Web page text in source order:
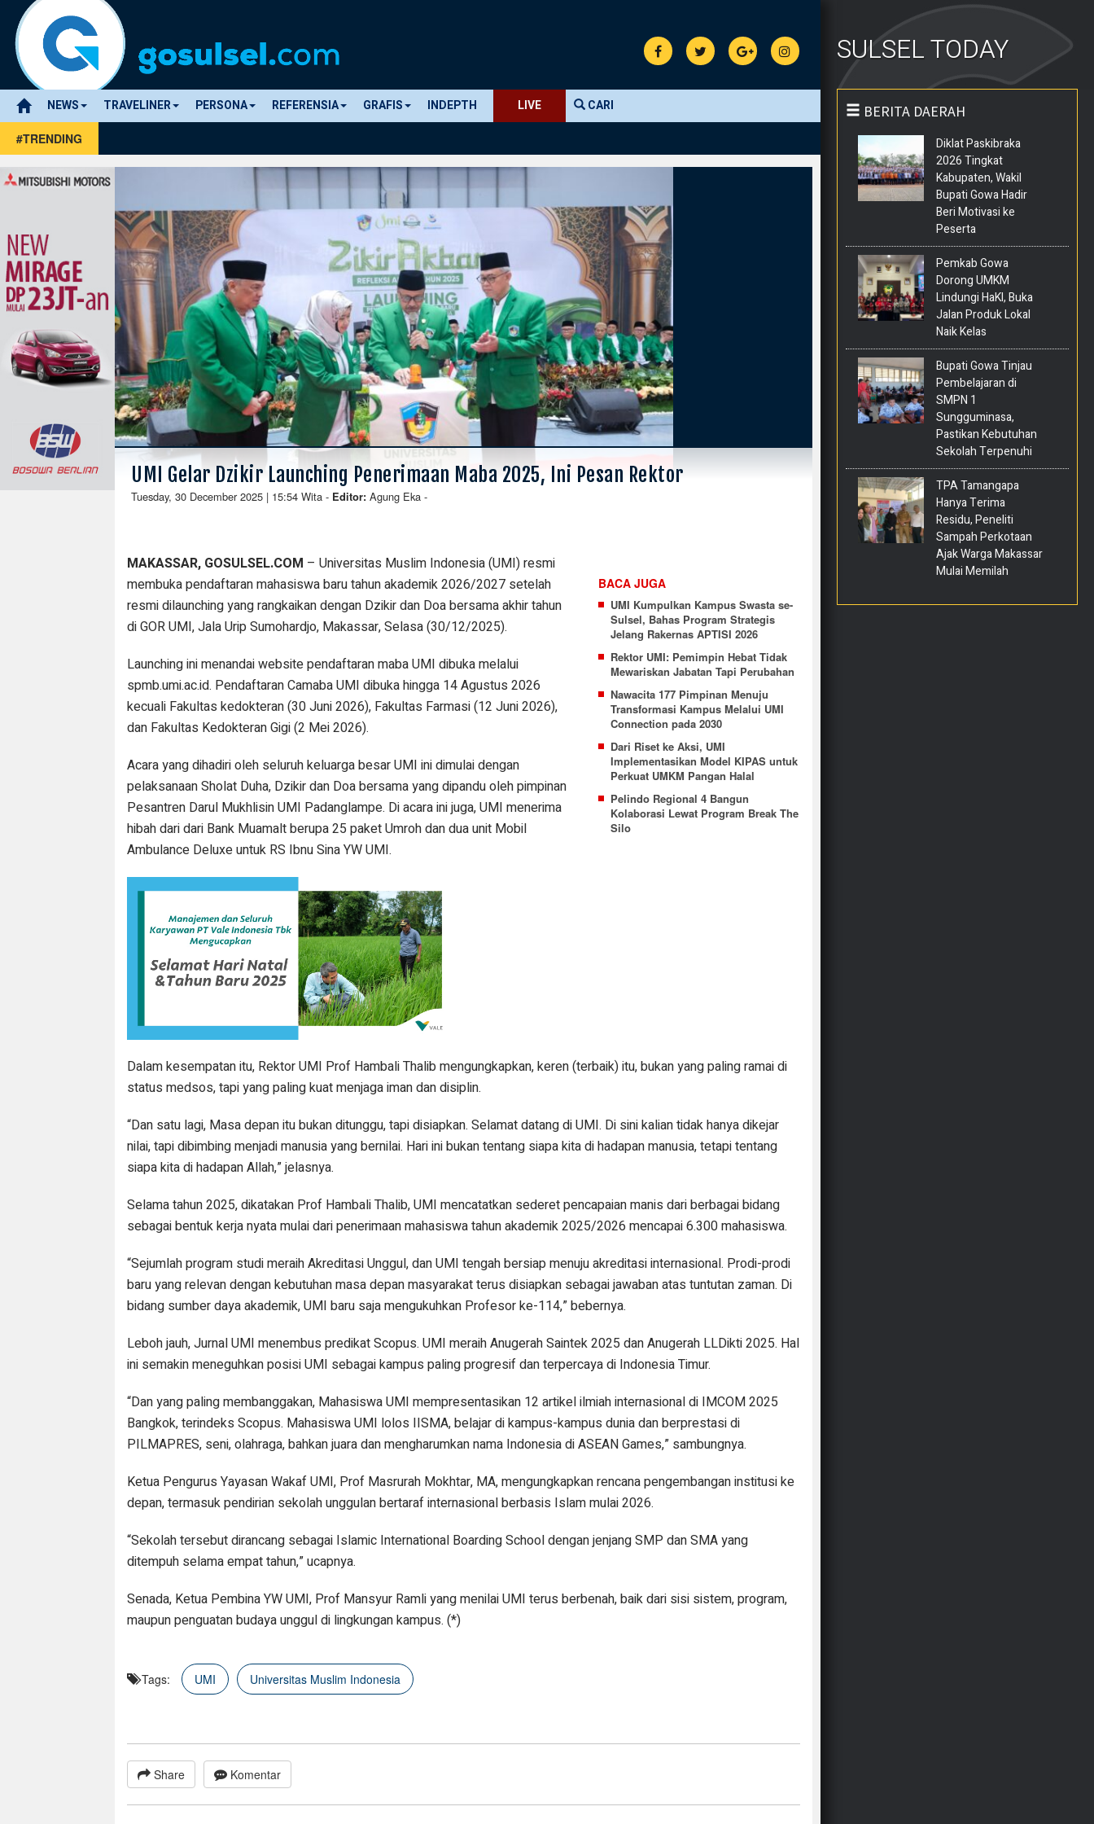
NEWS TRAVELINER PERSONA REFERENSIA GRAFIS INDEPTH LIVE CARI
#TRENDING
UMI Gelar Dzikir Launching Penerimaan Maba 2025, Ini Pesan Rektor
Tuesday, 30 December 2025 | 15:54 Wita - Editor:Agung Eka -
BACA JUGA
UMI Kumpulkan Kampus Swasta se-
Sulsel, Bahas Program Strategis
Jelang Rakernas APTISI 2026
Rektor UMI: Pemimpin Hebat Tidak
Mewariskan Jabatan Tapi Perubahan
Nawacita 177 Pimpinan Menuju
Transformasi Kampus Melalui UMI
Connection pada 2030
Dari Riset ke Aksi, UMI
Implementasikan Model KIPAS untuk
Perkuat UMKM Pangan Halal
Pelindo Regional 4 Bangun
Kolaborasi Lewat Program Break The
Silo
MAKASSAR, GOSULSEL.COM – Universitas Muslim Indonesia (UMI) resmi
membuka pendaftaran mahasiswa baru tahun akademik 2026/2027 setelah
resmi dilaunching yang rangkaikan dengan Dzikir dan Doa bersama akhir tahun
di GOR UMI, Jala Urip Sumohardjo, Makassar, Selasa (30/12/2025).
Launching ini menandai website pendaftaran maba UMI dibuka melalui
spmb.umi.ac.id. Pendaftaran Camaba UMI dibuka hingga 14 Agustus 2026
kecuali Fakultas kedokteran (30 Juni 2026), Fakultas Farmasi (12 Juni 2026),
dan Fakultas Kedokteran Gigi (2 Mei 2026).
Acara yang dihadiri oleh seluruh keluarga besar UMI ini dimulai dengan
pelaksanaan Sholat Duha, Dzikir dan Doa bersama yang dipandu oleh pimpinan
Pesantren Darul Mukhlisin UMI Padanglampe. Di acara ini juga, UMI menerima
hibah dari dari Bank Muamalt berupa 25 paket Umroh dan dua unit Mobil
Ambulance Deluxe untuk RS Ibnu Sina YW UMI.
Dalam kesempatan itu, Rektor UMI Prof Hambali Thalib mengungkapkan, keren (terbaik) itu, bukan yang paling ramai di
status medsos, tapi yang paling kuat menjaga iman dan disiplin.
“Dan satu lagi, Masa depan itu bukan ditunggu, tapi disiapkan. Selamat datang di UMI. Di sini kalian tidak hanya dikejar
nilai, tapi dibimbing menjadi manusia yang bernilai. Hari ini bukan tentang siapa kita di hadapan manusia, tetapi tentang
siapa kita di hadapan Allah,” jelasnya.
Selama tahun 2025, dikatakan Prof Hambali Thalib, UMI mencatatkan sederet pencapaian manis dari berbagai bidang
sebagai bentuk kerja nyata mulai dari penerimaan mahasiswa tahun akademik 2025/2026 mencapai 6.300 mahasiswa.
“Sejumlah program studi meraih Akreditasi Unggul, dan UMI tengah bersiap menuju akreditasi internasional. Prodi-prodi
baru yang relevan dengan kebutuhan masa depan masyarakat terus disiapkan sebagai jawaban atas tuntutan zaman. Di
bidang sumber daya akademik, UMI baru saja mengukuhkan Profesor ke-114,” bebernya.
Leboh jauh, Jurnal UMI menembus predikat Scopus. UMI meraih Anugerah Saintek 2025 dan Anugerah LLDikti 2025. Hal
ini semakin meneguhkan posisi UMI sebagai kampus paling progresif dan terpercaya di Indonesia Timur.
“Dan yang paling membanggakan, Mahasiswa UMI mempresentasikan 12 artikel ilmiah internasional di IMCOM 2025
Bangkok, terindeks Scopus. Mahasiswa UMI lolos IISMA, belajar di kampus-kampus dunia dan berprestasi di
PILMAPRES, seni, olahraga, bahkan juara dan mengharumkan nama Indonesia di ASEAN Games,” sambungnya.
Ketua Pengurus Yayasan Wakaf UMI, Prof Masrurah Mokhtar, MA, mengungkapkan rencana pengembangan institusi ke
depan, termasuk pendirian sekolah unggulan bertaraf internasional berbasis Islam mulai 2026.
“Sekolah tersebut dirancang sebagai Islamic International Boarding School dengan jenjang SMP dan SMA yang
ditempuh selama empat tahun,” ucapnya.
Senada, Ketua Pembina YW UMI, Prof Mansyur Ramli yang menilai UMI terus berbenah, baik dari sisi sistem, program,
maupun penguatan budaya unggul di lingkungan kampus. (*)
Tags: UMI Universitas Muslim Indonesia
Komentar
Share
SULSEL TODAY
BERITA DAERAH
Diklat Paskibraka
2026 Tingkat
Kabupaten, Wakil
Bupati Gowa Hadir
Beri Motivasi ke
Peserta
Pemkab Gowa
Dorong UMKM
Lindungi HaKI, Buka
Jalan Produk Lokal
Naik Kelas
Bupati Gowa Tinjau
Pembelajaran di
SMPN 1
Sungguminasa,
Pastikan Kebutuhan
Sekolah Terpenuhi
TPA Tamangapa
Hanya Terima
Residu, Peneliti
Sampah Perkotaan
Ajak Warga Makassar
Mulai Memilah